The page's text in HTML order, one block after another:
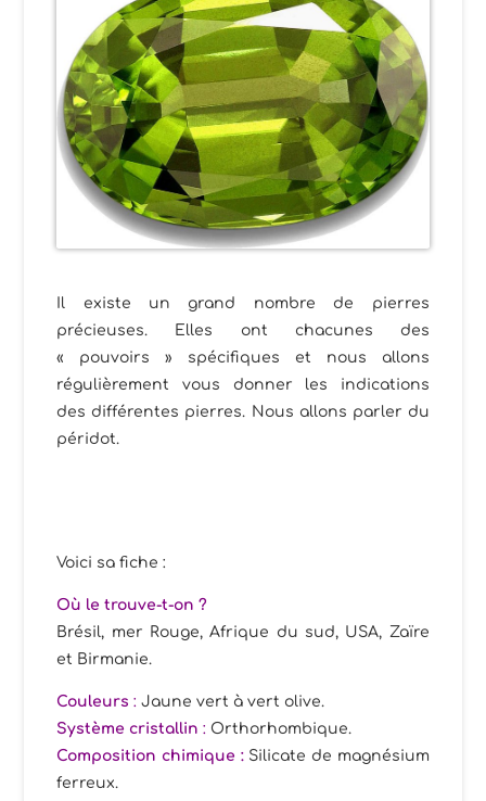
Il existe un grand nombre de pierres
précieuses. Elles ont chacunes des
« pouvoirs » spécifiques et nous allons
régulièrement vous donner les indications
des différentes pierres. Nous allons parler du
péridot.
Voici sa fiche :
Où le trouve-t-on ?
Brésil, mer Rouge, Afrique du sud, USA, Zaïre
et Birmanie.
Couleurs : Jaune vert à vert olive.
Système cristallin : Orthorhombique.
Composition chimique : Silicate de magnésium
ferreux.